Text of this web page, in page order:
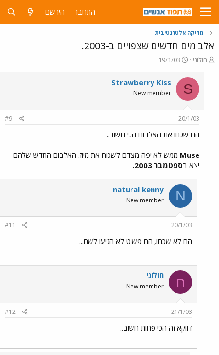
התחבר הירשם
מוזיקה אלטרנטיבית
אלבומים חדשים שצפויים ב-2003.
פ
חולוני
פ
ס
ם
ת
א
י
19/1/03
S
Strawberry Kiss
New member
20/1/03
#9
הם שכחו את האלבום הכי חשוב..
Muse ממש לא יפה מצדם לשכוח את מיוז. האלבום החדש שלהם
יצא בספטמבר 2003.
N
natural kenny
New member
20/1/03
#11
הם לא שכחו, הם פשוט לא הגיעו לשם...
ח חולוני
New member
21/1/03
#12
דווקא זה הכי פחות חשוב..